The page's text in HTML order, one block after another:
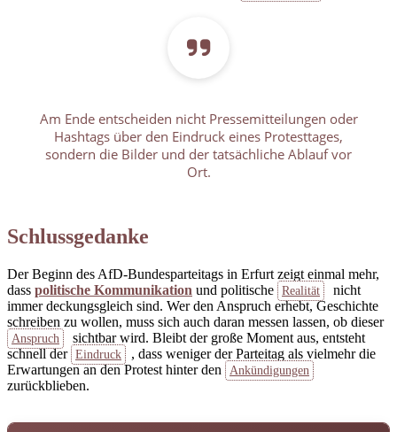
Am Ende entscheiden nicht Pressemitteilungen oder
Hashtags über den Eindruck eines Protesttages,
sondern die Bilder und der tatsächliche Ablauf vor
Ort.
Schlussgedanke
Der Beginn des AfD-Bundesparteitags in Erfurt zeigt einmal mehr,
dass politische Kommunikation und politische Realität
nicht
immer deckungsgleich sind. Wer den Anspruch erhebt, Geschichte
schreiben zu wollen, muss sich auch daran messen lassen, ob dieser
Anspruch
sichtbar wird. Bleibt der große Moment aus, entsteht
schnell der Eindruck
, dass weniger der Parteitag als vielmehr die
Erwartungen an den Protest hinter den
Ankündigungen
zurückblieben.